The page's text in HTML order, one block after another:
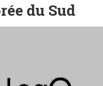
du Sud